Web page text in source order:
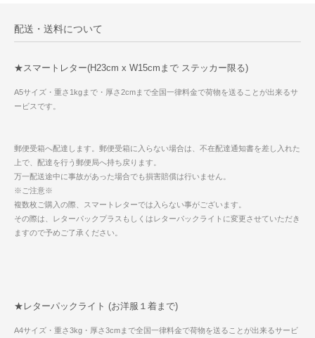
配送・送料について
★スマートレター(H23cm x W15cmまで ステッカー限る)
A5サイズ・重さ1kgまで・厚さ2cmまで全国一律料金で荷物を送ることが出来るサ
ービスです。
郵便受箱へ配達します。郵便受箱に入らない場合は、不在配達通知書を差し入れた
上で、配達を行う郵便局へ持ち戻ります。
万一配送途中に事故があった場合でも損害賠償は行いません。
※ご注意※
複数枚ご購入の際、スマートレターでは入らない事がございます。
その際は、レターパックプラスもしくはレターパックライトに変更させていただき
ますので予めご了承ください。
★レターパックライト (お洋服１着まで)
A4サイズ・重さ3kg・厚さ3cmまで全国一律料金で荷物を送ることが出来るサービ